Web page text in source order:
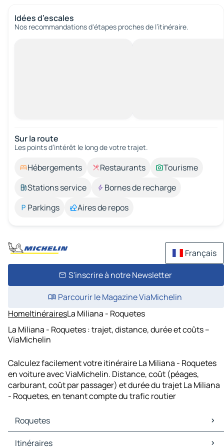
Idées d’escales
Nos recommandations d'étapes proches de l’itinéraire.
Sur la route
Les points d’intérêt le long de votre trajet.
Hébergements Restaurants
Tourisme
Stations service
Bornes de recharge
Parkings
Aires de repos
Français
S'inscrire à notre Newsletter
Parcourir le Magazine ViaMichelin
HomeItinérairesLa Miliana - Roquetes
La Miliana - Roquetes : trajet, distance, durée et coûts –
ViaMichelin
Calculez facilement votre itinéraire La Miliana - Roquetes
en voiture avec ViaMichelin. Distance, coût (péages,
carburant, coût par passager) et durée du trajet La Miliana
- Roquetes, en tenant compte du trafic routier
Roquetes
Roquetes Cartes et plans
Itinéraires